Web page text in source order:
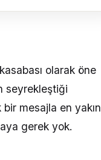
olarak öne
seyrekleştiği
mesajla en yakın
gerek yok.